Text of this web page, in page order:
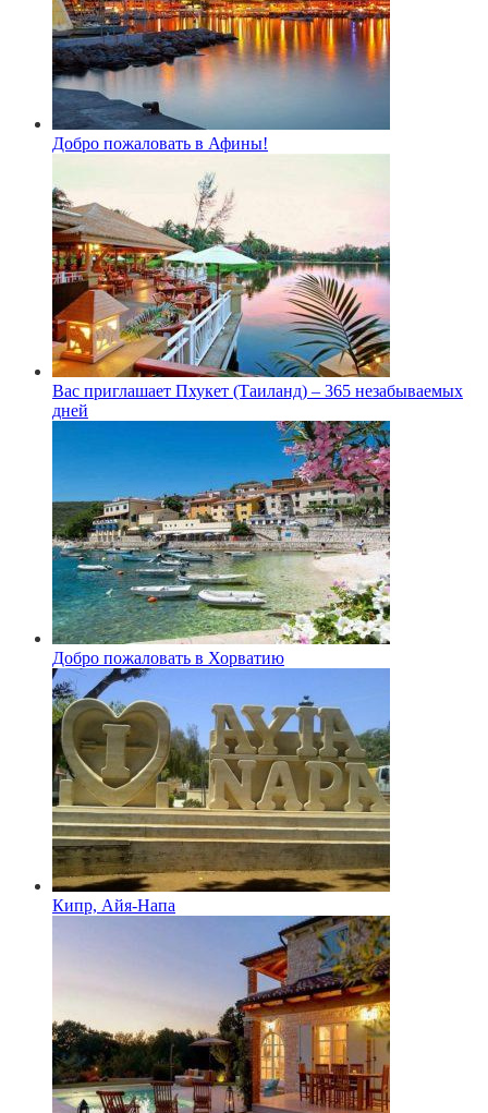
Добро пожаловать в Афины!
Вас приглашает Пхукет (Таиланд) – 365 незабываемых
дней
Добро пожаловать в Хорватию
Кипр, Айя-Напа